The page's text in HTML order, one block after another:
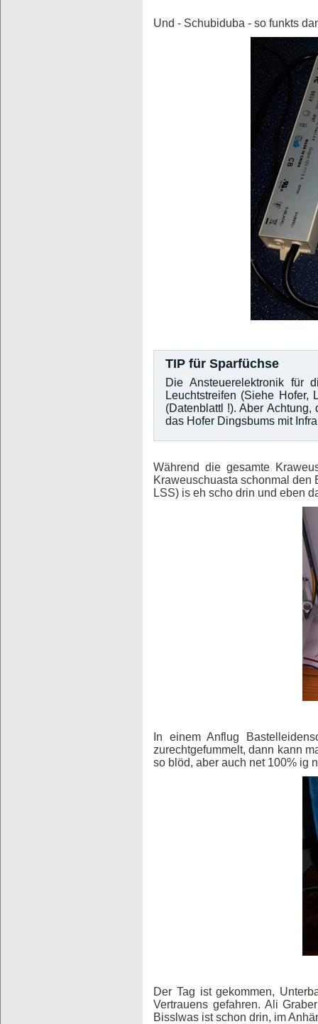
Und - Schubiduba - so funkts
TIP für Sparfüchse
Die Ansteuerelektronik
Leuchtstreifen (Siehe
(Datenblattl !). Aber
das Hofer Dingsbums mit
Während die gesamte
Kraweuschuasta schonmal den
LSS) is eh scho drin und eben
In einem Anflug
zurechtgefummelt, dann kann
so blöd, aber auch net 100% ig
Der Tag ist gekommen,
Vertrauens gefahren. Ali
Bisslwas ist schon drin, im